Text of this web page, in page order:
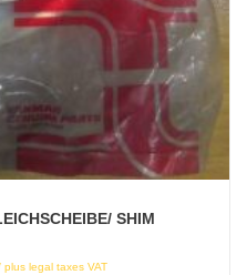
SHIM
plus legal taxes VAT